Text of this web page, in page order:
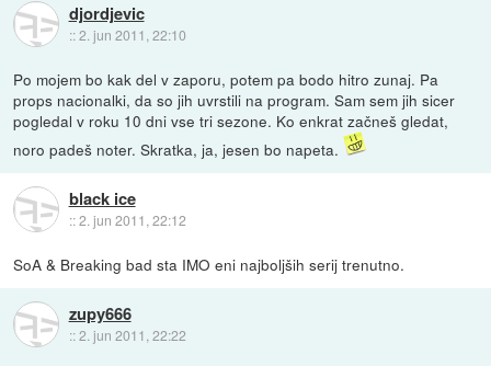
djordjevic
::2. jun 2011, 22:10
Po mojem bo kak del v zaporu, potem pa bodo hitro zunaj. Pa
props nacionalki, da so jih uvrstili na program. Sam sem jih sicer
pogledal v roku 10 dni vse tri sezone. Ko enkrat začneš gledat,
noro padeš noter. Skratka, ja, jesen bo napeta.
black ice
::2. jun 2011, 22:12
SoA & Breaking bad sta IMO eni najboljših serij trenutno.
zupy666
::2. jun 2011, 22:22